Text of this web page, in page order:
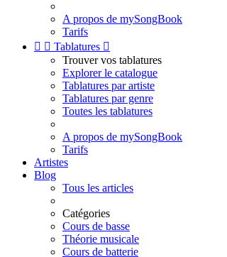
A propos de mySongBook
Tarifs
  Tablatures 
Trouver vos tablatures
Explorer le catalogue
Tablatures par artiste
Tablatures par genre
Toutes les tablatures
A propos de mySongBook
Tarifs
Artistes
Blog
Tous les articles
Catégories
Cours de basse
Théorie musicale
Cours de batterie